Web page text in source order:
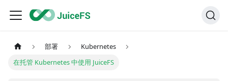
部署
Kubernetes
在托管 Kubernetes 中使用 JuiceFS